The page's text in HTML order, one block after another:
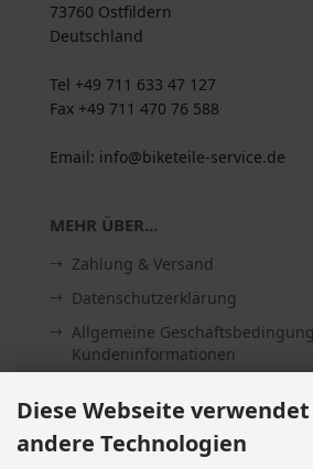
73760 Ostfildern
Deutschland
Tel +49 711 633 47 127
Fax +49 711 470 76 588
Email: info@biketeile-service.de
MEHR ÜBER...
Zahlung & Versand
Datenschutzerklärung
Allgemeine
Kundeninformationen
Kontakt
Widerrufsrecht &
Diese Webseite
andere Technologien